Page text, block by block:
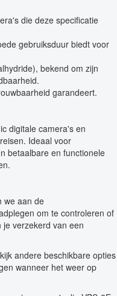
die deze specificatie
gebruiksduur biedt voor
bekend om zijn
garandeert.
digitale camera's en
Ideaal voor
betaalbare en functionele
we aan de
om te controleren of
je verzekerd van een
andere beschikbare opties
wanneer het weer op